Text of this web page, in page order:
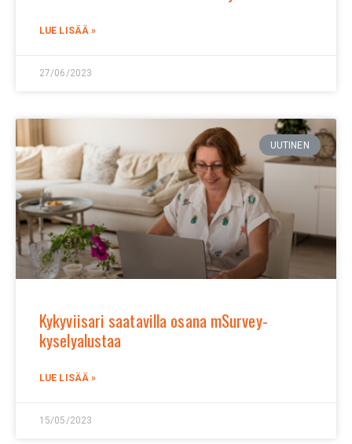
LUE LISÄÄ »
27/06/2023
UUTINEN
Kykyviisari saatavilla osana mSurvey-
kyselyalustaa
LUE LISÄÄ »
15/05/2023